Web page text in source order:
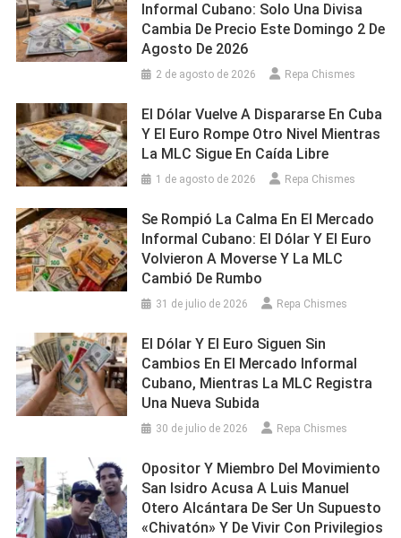
Informal Cubano: Solo Una Divisa
Cambia De Precio Este Domingo 2 De
Agosto De 2026
2 de agosto de 2026 Repa Chismes
El Dólar Vuelve A Dispararse En Cuba
Y El Euro Rompe Otro Nivel Mientras
La MLC Sigue En Caída Libre
1 de agosto de 2026 Repa Chismes
Se Rompió La Calma En El Mercado
Informal Cubano: El Dólar Y El Euro
Volvieron A Moverse Y La MLC
Cambió De Rumbo
31 de julio de 2026 Repa Chismes
El Dólar Y El Euro Siguen Sin
Cambios En El Mercado Informal
Cubano, Mientras La MLC Registra
Una Nueva Subida
30 de julio de 2026 Repa Chismes
Opositor Y Miembro Del Movimiento
San Isidro Acusa A Luis Manuel
Otero Alcántara De Ser Un Supuesto
«chivatón» Y De Vivir Con Privilegios